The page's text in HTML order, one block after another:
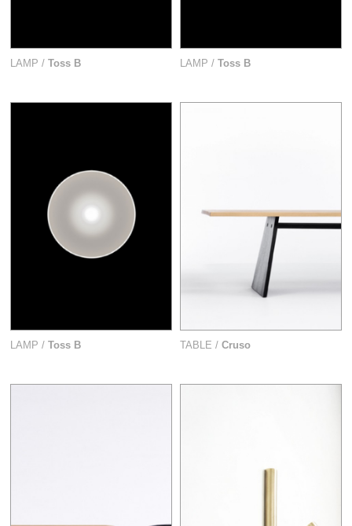
LAMP / Toss B LAMP / Toss B
LAMP / Toss B TABLE / Cruso